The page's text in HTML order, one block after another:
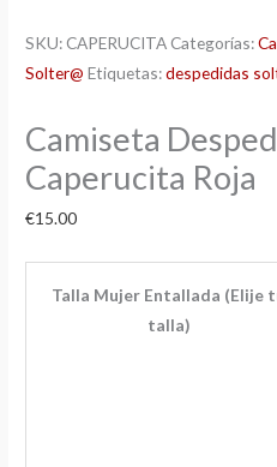
SKU: CAPERUCITA Categorías:
Solter@ Etiquetas:despedidas
Camiseta
Caperucita Roja
€15.00
Talla Mujer Entallada (Elije
talla)